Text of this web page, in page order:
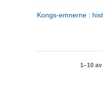
Kongs-emnerne :
1–10 av